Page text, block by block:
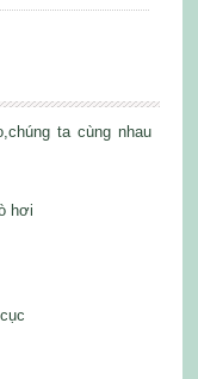
ta cùng nhau
hơi